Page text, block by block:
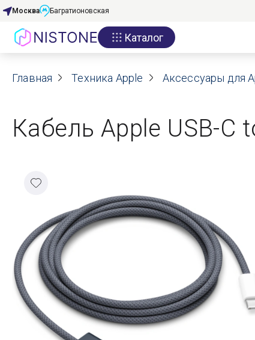
Акции
О нас
Договор оферты
Контакты
Гарантия
Оплата
Доставка
Самовывоз
Москва Багратионовская
Каталог
Главная Техника Apple Аксессуары для
Кабель Apple USB-C